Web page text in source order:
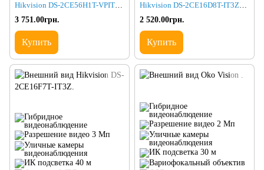
Hikvision DS-2CE56H1T-VPIT3Z
(2.8-12)
3 751.00грн.
Купить
Hikvision DS-2CE16D8T-IT3ZE
(2.8-12)
2 520.00грн.
Купить